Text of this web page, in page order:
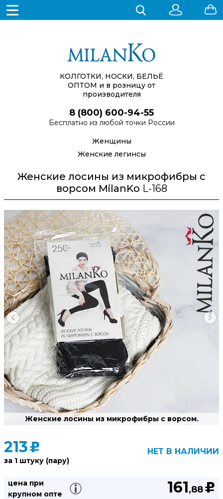
КОЛГОТКИ, НОСКИ, БЕЛЬЁ
ОПТОМ и в розницу от
производителя
8 (800) 600-94-55
Бесплатно из любой точки России
Женщины
Женские легинсы
Женские лосины из микрофибры с
ворсом MilanKo L-168
213u
за 1 штуку (пару)
НЕТ В НАЛИЧИИ
цена при
крупном опте
161,88u
Женские лосины из микрофибры с ворсом.